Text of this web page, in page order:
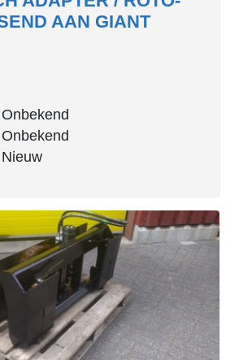
AAN GIANT
Onbekend
Onbekend
Nieuw